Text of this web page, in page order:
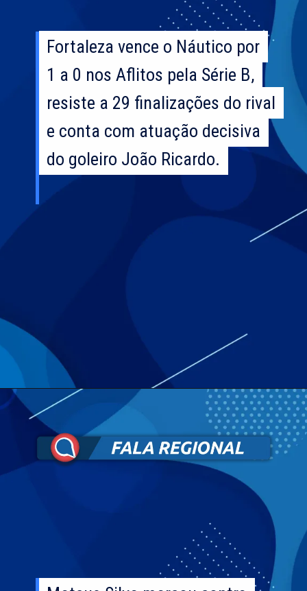
Fortaleza vence o Náutico por
1 a 0 nos Aflitos pela Série B,
resiste a 29 finalizações do rival
e conta com atuação decisiva
do goleiro João Ricardo.
Fortaleza vence o Náutico por
1 a 0 nos Aflitos pela Série B,
resiste a 29 finalizações do rival
e conta com atuação decisiva
do goleiro João Ricardo.